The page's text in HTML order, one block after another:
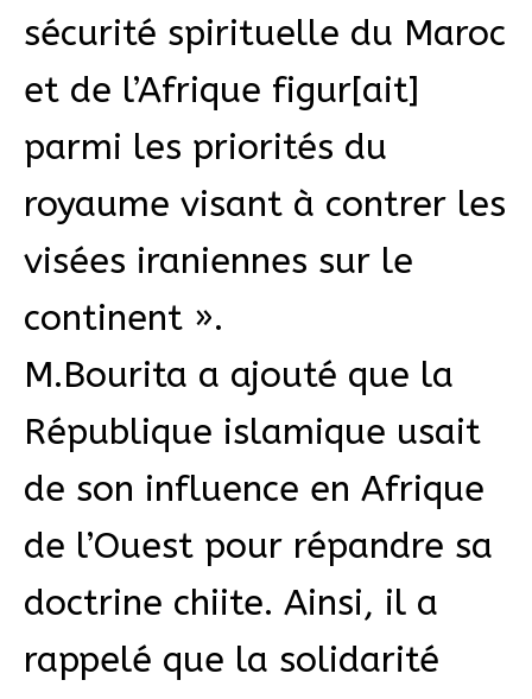
sécurité spirituelle du Maroc
et de l’Afrique figur[ait]
parmi les priorités du
royaume visant à contrer les
visées iraniennes sur le
continent ».
M.Bourita a ajouté que la
République islamique usait
de son influence en Afrique
de l’Ouest pour répandre sa
doctrine chiite. Ainsi, il a
rappelé que la solidarité